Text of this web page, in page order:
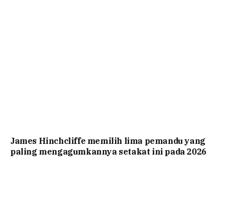
James Hinchcliffe memilih lima pemandu yang
paling mengagumkannya setakat ini pada 2026